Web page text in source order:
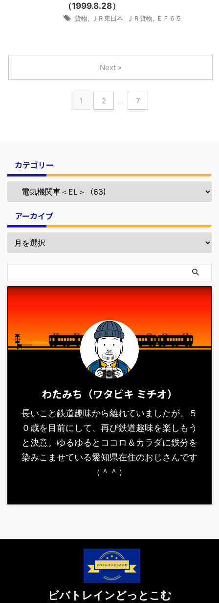
（1999.8.28）
貨物 ＪＲ東日本 ＪＲ貨物 ＥＦ６５
1 2 … 7
Next »
カテゴリー
アーカイブ
わたみち（ワタビキ ミチオ）
長いこと鉄道趣味から離れていましたが、５
０歳を目前にして、再び鉄道趣味を楽しもう
と決意。ゆるゆるとココロ＆カラダに鉄分を
染みこませている愛知県在住のおじさんです
（＾＾）
ビバトレインどっとこむ